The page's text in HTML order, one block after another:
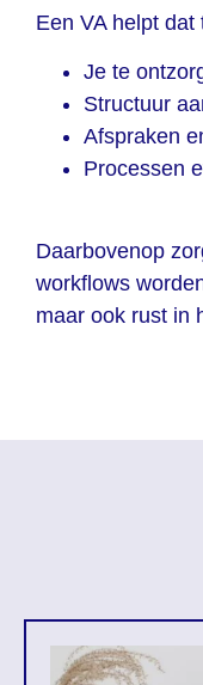
Een VA helpt
Je te
Structuur
Afspraken
Processen
Daarbovenop
workflows
maar ook rust in